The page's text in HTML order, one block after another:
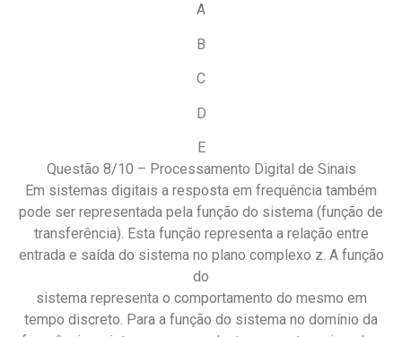
A
B
C
D
E
Questão 8/10 – Processamento Digital de Sinais
Em sistemas digitais a resposta em frequência também
pode ser representada pela função do sistema (função de
transferência). Esta função representa a relação entre
entrada e saída do sistema no plano complexo z. A função
do
sistema representa o comportamento do mesmo em
tempo discreto. Para a função do sistema no domínio da